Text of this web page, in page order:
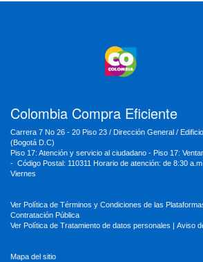
MinRelaciones
MinHacienda
Colombia Compra Eficiente
Carrera 7 No 26 - 20 Piso 23 / Dirección General /
(Bogotá D.C)
Piso 17: Atención y servicio al ciudadano - Piso 17:
- Código Postal: 110311 Horario de atención: de 8:30
Viernes
Ver Política de Términos y Condiciones de las
Contratación Pública
Ver Política de Tratamiento de datos personales
Aviso
Mapa del sitio